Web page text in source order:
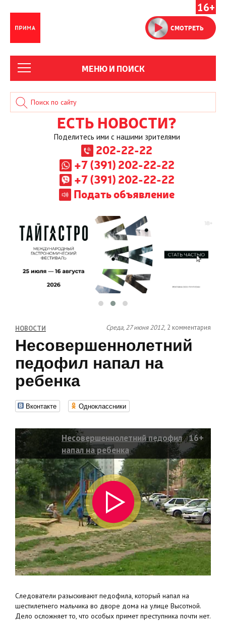
16+
СМОТРЕТЬ
МЕНЮ И ПОИСК
ЕСТЬ НОВОСТИ?
Поделитесь ими с нашими зрителями
202-22-22
+7 (391) 202-22-22
+7 (391) 202-22-22
Подать объявление
НОВОСТИ Среда, 27 июня 2012, 2 комментария
Несовершеннолетний
педофил напал на
ребенка
Вконтакте Одноклассники
Несовершеннолетний педофил
напал на ребенка
16+
Следователи разыскивают педофила, который напал на
шестилетнего мальчика во дворе дома на улице Высотной.
Дело осложняет то, что особых примет преступника почти нет.